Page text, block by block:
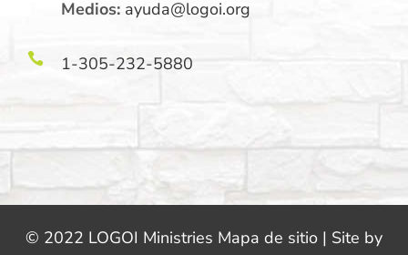
Medios: ayuda@logoi.org
 1-305-232-5880
© 2022 LOGOI Ministries Mapa de sitio | Site by